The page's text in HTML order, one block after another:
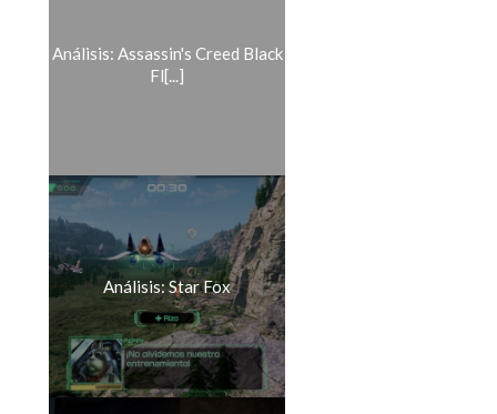
Análisis: Assassin's Creed Black
Fl[...]
Análisis: Star Fox